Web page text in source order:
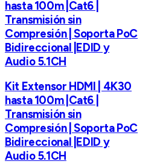
hasta 100m |Cat6 |
Transmisión sin
Compresión | Soporta PoC
Bidireccional |EDID y
Audio 5.1CH
Kit Extensor HDMI | 4K30
hasta 100m |Cat6 |
Transmisión sin
Compresión | Soporta PoC
Bidireccional |EDID y
Audio 5.1CH